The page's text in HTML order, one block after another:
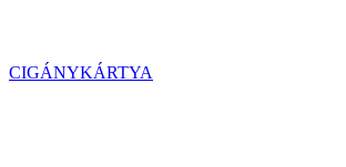
CIGÁNYKÁRTYA